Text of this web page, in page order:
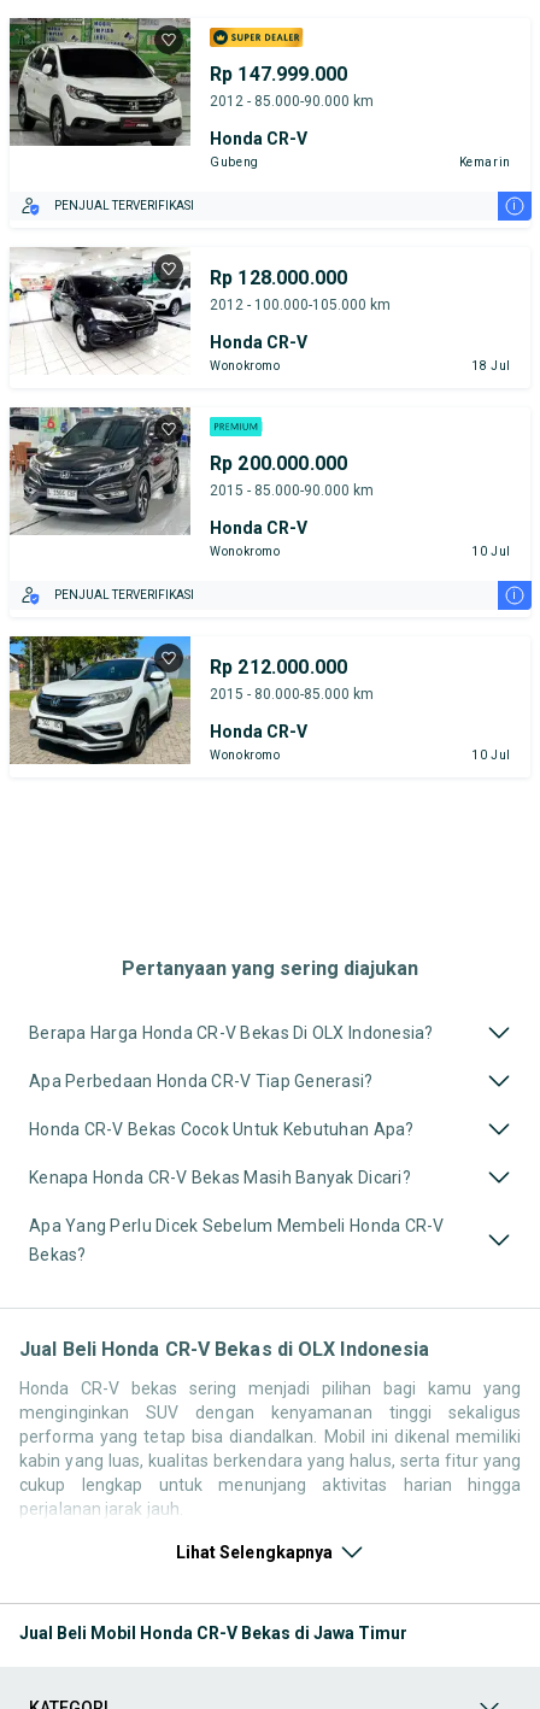
Rp 147.999.000
2012 - 85.000-90.000 km
Honda CR-V
Gubeng Kemarin
PENJUAL TERVERIFIKASI i
Rp 128.000.000
2012 - 100.000-105.000 km
Honda CR-V
Wonokromo 18 Jul
Rp 200.000.000
2015 - 85.000-90.000 km
Honda CR-V
Wonokromo 10 Jul
PENJUAL TERVERIFIKASI i
Rp 212.000.000
2015 - 80.000-85.000 km
Honda CR-V
Wonokromo 10 Jul
Pertanyaan yang sering diajukan
Berapa Harga Honda CR-V Bekas Di OLX Indonesia?
Apa Perbedaan Honda CR-V Tiap Generasi?
Honda CR-V Bekas Cocok Untuk Kebutuhan Apa?
Kenapa Honda CR-V Bekas Masih Banyak Dicari?
Apa Yang Perlu Dicek Sebelum Membeli Honda CR-V
Bekas?
Jual Beli Honda CR-V Bekas di OLX Indonesia
Honda CR-V bekas sering menjadi pilihan bagi kamu yang
menginginkan SUV dengan kenyamanan tinggi sekaligus
performa yang tetap bisa diandalkan. Mobil ini dikenal memiliki
kabin yang luas, kualitas berkendara yang halus, serta fitur yang
cukup lengkap untuk menunjang aktivitas harian hingga
perjalanan jarak jauh.
Di pasar mobil bekas, Honda CR-V tersedia dalam berbagai
dengan kebutuhan dan budget.
Lihat Selengkapnya
Jual Beli Mobil Honda CR-V Bekas di Jawa Timur